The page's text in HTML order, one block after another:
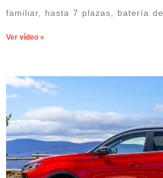
familiar, hasta 7 plazas, batería de
Ver vídeo »